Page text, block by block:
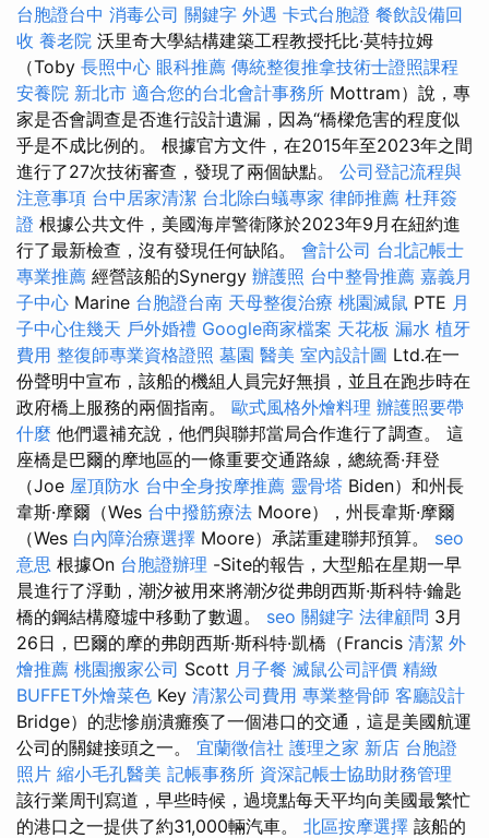
台胞證台中 消毒公司 關鍵字 外遇 卡式台胞證 餐飲設備回
收 養老院 沃里奇大學結構建築工程教授托比·莫特拉姆
（Toby 長照中心 眼科推薦 傳統整復推拿技術士證照課程
安養院 新北市 適合您的台北會計事務所 Mottram）說，專
家是否會調查是否進行設計遺漏，因為“橋樑危害的程度似
乎是不成比例的。 根據官方文件，在2015年至2023年之間
進行了27次技術審查，發現了兩個缺點。 公司登記流程與
注意事項 台中居家清潔 台北除白蟻專家 律師推薦 杜拜簽
證 根據公共文件，美國海岸警衛隊於2023年9月在紐約進
行了最新檢查，沒有發現任何缺陷。 會計公司 台北記帳士
專業推薦 經營該船的Synergy 辦護照 台中整骨推薦 嘉義月
子中心 Marine 台胞證台南 天母整復治療 桃園滅鼠 PTE 月
子中心住幾天 戶外婚禮 Google商家檔案 天花板 漏水 植牙
費用 整復師專業資格證照 墓園 醫美 室內設計圖 Ltd.在一
份聲明中宣布，該船的機組人員完好無損，並且在跑步時在
政府橋上服務的兩個指南。 歐式風格外燴料理 辦護照要帶
什麼 他們還補充說，他們與聯邦當局合作進行了調查。 這
座橋是巴爾的摩地區的一條重要交通路線，總統喬·拜登
（Joe 屋頂防水 台中全身按摩推薦 靈骨塔 Biden）和州長
韋斯·摩爾（Wes 台中撥筋療法 Moore），州長韋斯·摩爾
（Wes 白內障治療選擇 Moore）承諾重建聯邦預算。 seo
意思 根據On 台胞證辦理 -Site的報告，大型船在星期一早
晨進行了浮動，潮汐被用來將潮汐從弗朗西斯·斯科特·鑰匙
橋的鋼結構廢墟中移動了數週。 seo 關鍵字 法律顧問 3月
26日，巴爾的摩的弗朗西斯·斯科特·凱橋（Francis 清潔 外
燴推薦 桃園搬家公司 Scott 月子餐 滅鼠公司評價 精緻
BUFFET外燴菜色 Key 清潔公司費用 專業整骨師 客廳設計
Bridge）的悲慘崩潰癱瘓了一個港口的交通，這是美國航運
公司的關鍵接頭之一。 宜蘭徵信社 護理之家 新店 台胞證
照片 縮小毛孔醫美 記帳事務所 資深記帳士協助財務管理
該行業周刊寫道，早些時候，過境點每天平均向美國最繁忙
的港口之一提供了約31,000輛汽車。 北區按摩選擇 該船的